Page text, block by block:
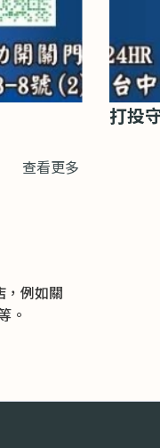
查看更多
打投
，例如關
。